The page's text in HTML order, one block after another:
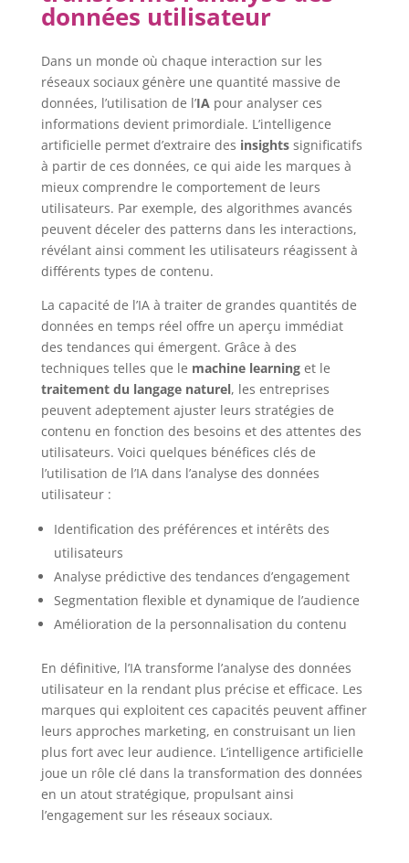
données utilisateur
Dans un monde où chaque interaction sur les
réseaux sociaux génère une quantité massive de
données, l’utilisation de l’IA pour analyser ces
informations devient primordiale. L’intelligence
artificielle permet d’extraire des insightssignificatifs
à partir de ces données, ce qui aide les marques à
mieux comprendre le comportement de leurs
utilisateurs. Par exemple, des algorithmes avancés
peuvent déceler des patterns dans les interactions,
révélant ainsi comment les utilisateurs réagissent à
différents types de contenu.
La capacité de l’IA à traiter de grandes quantités de
données en temps réel offre un aperçu immédiat
des tendances qui émergent. Grâce à des
techniques telles que le machine learninget le
traitement du langage naturel, les entreprises
peuvent adeptement ajuster leurs stratégies de
contenu en fonction des besoins et des attentes des
utilisateurs. Voici quelques bénéfices clés de
l’utilisation de l’IA dans l’analyse des données
utilisateur :
Identification des préférences et intérêts des
utilisateurs
Analyse prédictive des tendances d’engagement
Segmentation flexible et dynamique de l’audience
Amélioration de la personnalisation du contenu
En définitive, l’IA transforme l’analyse des données
utilisateur en la rendant plus précise et efficace. Les
marques qui exploitent ces capacités peuvent affiner
leurs approches marketing, en construisant un lien
plus fort avec leur audience. L’intelligence artificielle
joue un rôle clé dans la transformation des données
en un atout stratégique, propulsant ainsi
l’engagement sur les réseaux sociaux.